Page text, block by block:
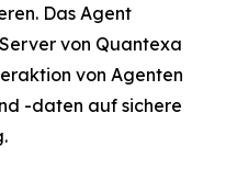
Das Agent
von Quantexa
von Agenten
-daten auf sichere